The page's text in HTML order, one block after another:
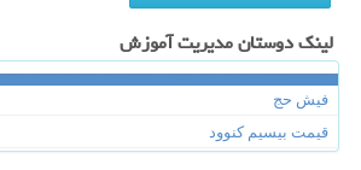
لینک دوستان مدیریت آموزش
فیش حج
قیمت بیسیم کنوود